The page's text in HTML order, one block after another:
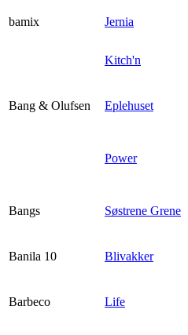
bamix
Jernia
Kitch'n
Bang & Olufsen Eplehuset
Power
Bangs Søstrene Grene
Banila 10 Blivakker
Barbeco Life